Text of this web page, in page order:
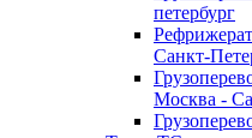
петербург
Санкт-
Москва -